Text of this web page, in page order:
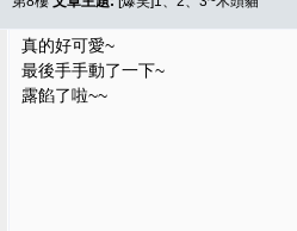
真的好可愛~
最後手手動了一下~
露餡了啦~~